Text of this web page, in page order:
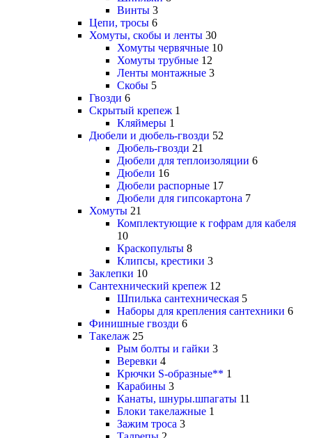
Винты 3
Цепи, тросы 6
Хомуты, скобы и ленты 30
Хомуты червячные 10
Хомуты трубные 12
Ленты монтажные 3
Скобы 5
Гвозди 6
Скрытый крепеж 1
Кляймеры 1
Дюбели и дюбель-гвозди 52
Дюбель-гвозди 21
Дюбели для теплоизоляции 6
Дюбели 16
Дюбели распорные 17
Дюбели для гипсокартона 7
Хомуты 21
Комплектующие к гофрам для кабеля
10
Краскопульты 8
Клипсы, крестики 3
Заклепки 10
Сантехнический крепеж 12
Шпилька сантехническая 5
Наборы для крепления сантехники 6
Финишные гвозди 6
Такелаж 25
Рым болты и гайки 3
Веревки 4
Крючки S-образные** 1
Карабины 3
Канаты, шнуры.шпагаты 11
Блоки такелажные 1
Зажим троса 3